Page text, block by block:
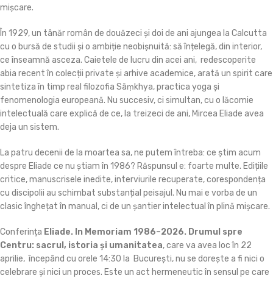
mișcare.
În 1929, un tânăr român de douăzeci și doi de ani ajungea la Calcutta
cu o bursă de studii și o ambiție neobișnuită: să înțelegă, din interior,
ce înseamnă asceza. Caietele de lucru din acei ani, redescoperite
abia recent în colecții private și arhive academice, arată un spirit care
sintetiza în timp real filozofia Sāṃkhya, practica yoga și
fenomenologia europeană. Nu succesiv, ci simultan, cu o lăcomie
intelectuală care explică de ce, la treizeci de ani, Mircea Eliade avea
deja un sistem.
La patru decenii de la moartea sa, ne putem întreba: ce știm acum
despre Eliade ce nu știam în 1986? Răspunsul e: foarte multe. Edițiile
critice, manuscrisele inedite, interviurile recuperate, corespondența
cu discipolii au schimbat substanțial peisajul. Nu mai e vorba de un
clasic înghețat în manual, ci de un șantier intelectual în plină mișcare.
Conferința Eliade. In Memoriam 1986–2026. Drumul spre
Centru: sacrul, istoria și umanitatea, care va avea loc în 22
aprilie, începând cu orele 14:30 la București, nu se dorește a fi nici o
celebrare și nici un proces. Este un act hermeneutic în sensul pe care